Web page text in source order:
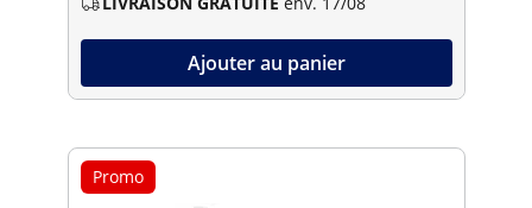
Ajouter au panier
Promo